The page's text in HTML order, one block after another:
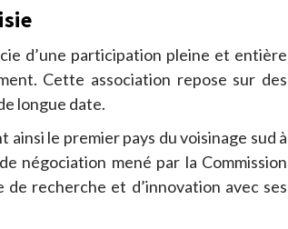
d’une participation pleine et entière
Cette association repose sur des
longue date.
le premier pays du voisinage sud à
négociation mené par la Commission
recherche et d’innovation avec ses